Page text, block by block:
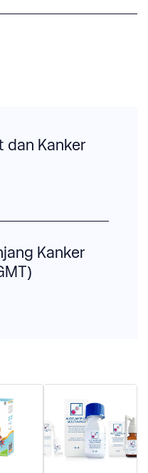
dan Kanker
Kanker